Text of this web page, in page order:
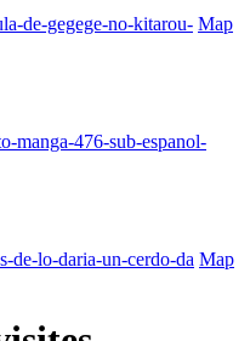
de-gegege-no-kitarou- Map
manga-476-sub-espanol-
de-lo-daria-un-cerdo-da Map